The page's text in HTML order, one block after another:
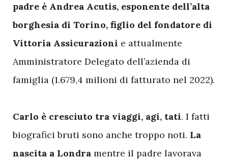
padre è Andrea Acutis, esponente dell’alta
borghesia di Torino, figlio del fondatore di
Vittoria Assicurazioni e attualmente
Amministratore Delegato dell’azienda di
famiglia (1.679,4 milioni di fatturato nel 2022).
Carlo è cresciuto tra viaggi, agi, tati. I fatti
biografici bruti sono anche troppo noti. La
nascita a Londra mentre il padre lavorava